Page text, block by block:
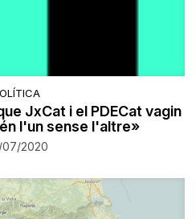
JxCat i el PDECat vagin
l'un sense l'altre»
07/2020